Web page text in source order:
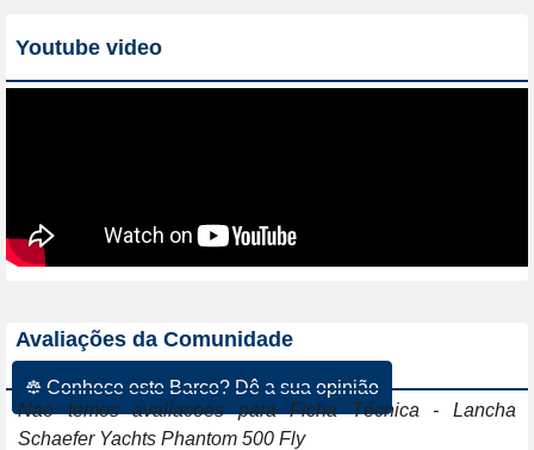
Youtube video
Avaliações da Comunidade
☸ Conhece este Barco? Dê a sua opinião
Nao temos avaliacoes para Ficha Técnica - Lancha
Schaefer Yachts Phantom 500 Fly